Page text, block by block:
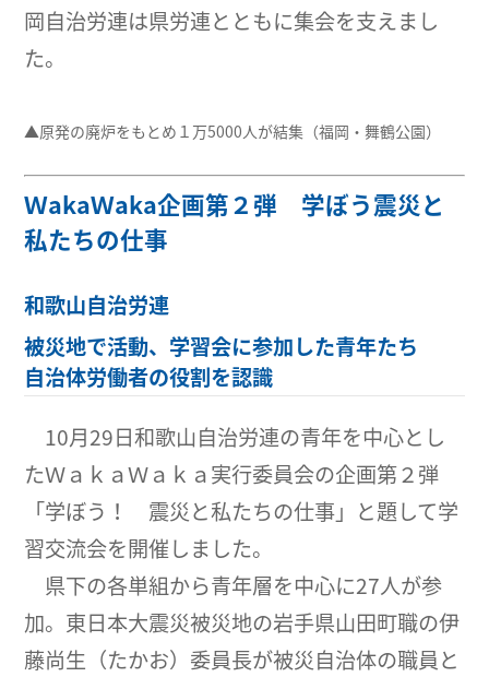
岡自治労連は県労連とともに集会を支えまし
た。
▲原発の廃炉をもとめ１万5000人が結集（福岡・舞鶴公園）
ＷakaＷaka企画第２弾 学ぼう震災と
私たちの仕事
和歌山自治労連
被災地で活動、学習会に参加した青年たち
自治体労働者の役割を認識
10月29日和歌山自治労連の青年を中心とし
たＷａｋａＷａｋａ実行委員会の企画第２弾
「学ぼう！ 震災と私たちの仕事」と題して学
習交流会を開催しました。
県下の各単組から青年層を中心に27人が参
加。東日本大震災被災地の岩手県山田町職の伊
藤尚生（たかお）委員長が被災自治体の職員と